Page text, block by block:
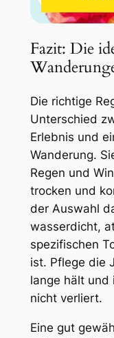
Fazit: Die
Die richtige
Unterschied
Erlebnis und
Wanderung.
Regen und
trocken und
der Auswahl
wasserdicht,
spezifischen
ist. Pflege die
lange hält und
nicht verliert.
Eine gut